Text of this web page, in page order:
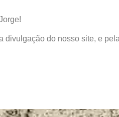
divulgação do nosso site, e